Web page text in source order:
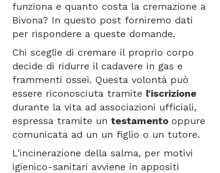
funziona e quanto costa la cremazione a
Bivona? In questo post forniremo dati
per rispondere a queste domande.
Chi sceglie di cremare il proprio corpo
decide di ridurre il cadavere in gas e
frammenti ossei. Questa volontà può
essere riconosciuta tramite l'iscrizione
durante la vita ad associazioni ufficiali,
espressa tramite un testamento oppure
comunicata ad un un figlio o un tutore.
L'incinerazione della salma, per motivi
igienico-sanitari avviene in appositi